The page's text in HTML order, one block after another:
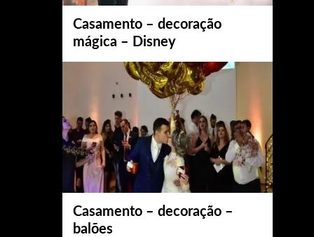
Casamento – decoração
mágica – Disney
Casamento – decoração –
balões